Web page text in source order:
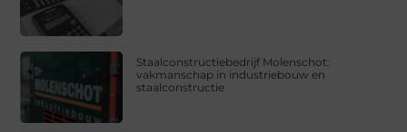
Staalconstructiebedrijf Molenschot:
vakmanschap in industriebouw en
staalconstructie